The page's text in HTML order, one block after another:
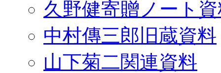
久野健寄贈ノート
中村傳三郎旧蔵資料
山下菊二関連資料